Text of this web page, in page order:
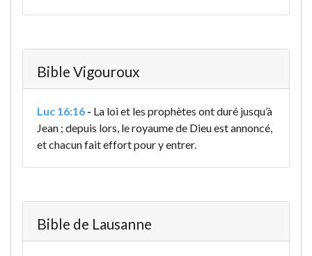
Bible Vigouroux
Luc 16:16 - La loi et les prophètes ont duré jusqu’à
Jean ; depuis lors, le royaume de Dieu est annoncé,
et chacun fait effort pour y entrer.
Bible de Lausanne